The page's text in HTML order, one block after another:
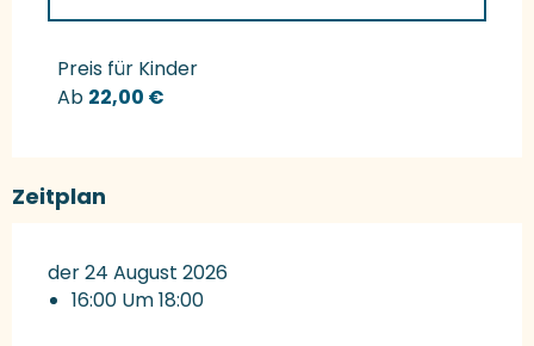
Preise 2027
Preis für Kinder
Ab 22,00 €
Zeitplan
der 24 August 2026
16:00 Um 18:00